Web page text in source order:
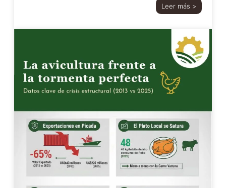
Leer más >